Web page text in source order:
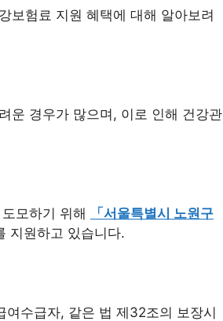
보험료 지원 혜택에 대해 알아보려
운 경우가 많으며, 이로 인해 건강관
모하기 위해
「서울특별시 노원구
지원하고 있습니다.
여수급자, 같은 법 제32조의 보장시